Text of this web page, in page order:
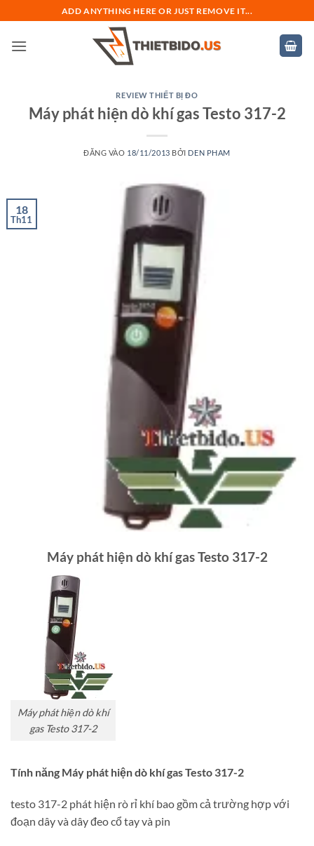
qua
nội
ADD ANYTHING HERE OR JUST REMOVE IT...
REVIEW THIẾT BỊ ĐO
Máy phát hiện dò khí gas Testo 317-2
ĐĂNG VÀO 18/11/2013 BỞI DEN PHAM
18
Th11
Máy phát hiện dò khí gas Testo 317-2
Máy phát hiện dò khí
gas Testo 317-2
Tính năng Máy phát hiện dò khí gas Testo 317-2
testo 317-2 phát hiện rò rỉ khí bao gồm cả trường hợp với
đoạn dây và dây đeo cổ tay và pin